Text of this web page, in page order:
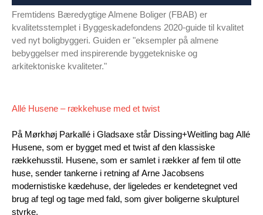
Fremtidens Bæredygtige Almene Boliger (FBAB) er
kvalitetsstemplet i Byggeskadefondens 2020-guide til kvalitet
ved nyt boligbyggeri. Guiden er "eksempler på almene
bebyggelser med inspirerende byggetekniske og
arkitektoniske kvaliteter."
Allé Husene – rækkehuse med et twist
På Mørkhøj Parkallé i Gladsaxe står Dissing+Weitling bag Allé
Husene, som er bygget med et twist af den klassiske
rækkehusstil. Husene, som er samlet i rækker af fem til otte
huse, sender tankerne i retning af Arne Jacobsens
modernistiske kædehuse, der ligeledes er kendetegnet ved
brug af tegl og tage med fald, som giver boligerne skulpturel
styrke.